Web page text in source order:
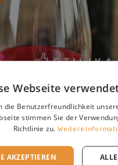
Region
auf deine
Geheimtipps und
Angebote warten
Webseite
die Benutzerfreundlichkeit
stimmen Sie der
Richtlinie zu.Weitere
AKZEPTIEREN